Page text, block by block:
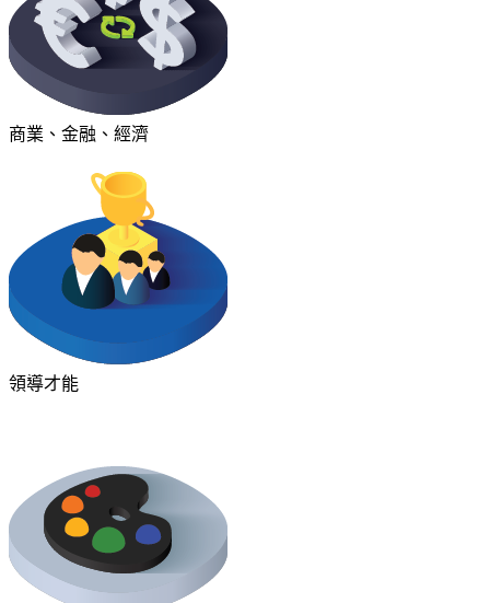
商業、金融、經濟
領導才能